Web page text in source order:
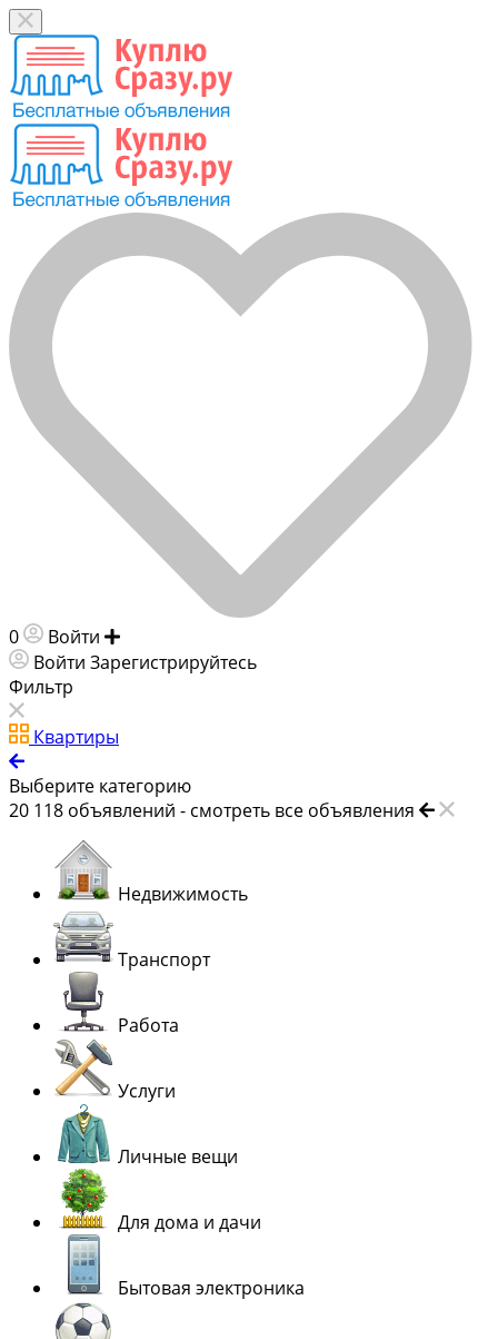
0 Войти
Войти Зарегистрируйтесь
Фильтр
Квартиры
Выберите категорию
20 118 объявлений - смотреть все объявления
Недвижимость
Транспорт
Работа
Услуги
Личные вещи
Для дома и дачи
Бытовая электроника